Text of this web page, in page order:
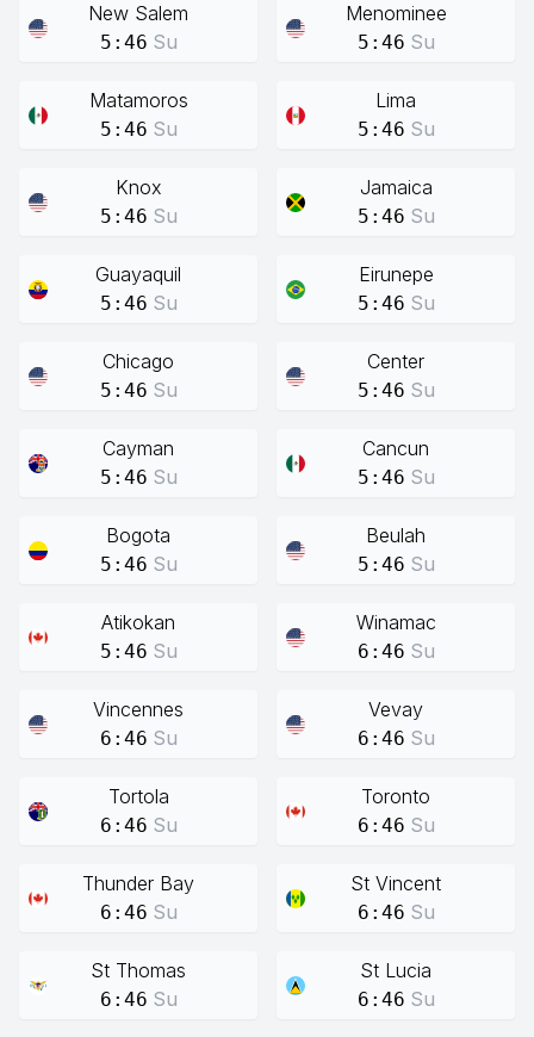
New Salem
5:46 Su
Menominee
5:46 Su
Matamoros
5:46 Su
Lima
5:46 Su
Knox
5:46 Su
Jamaica
5:46 Su
Guayaquil
5:46 Su
Eirunepe
5:46 Su
Chicago
5:46 Su
Center
5:46 Su
Cayman
5:46 Su
Cancun
5:46 Su
Bogota
5:46 Su
Beulah
5:46 Su
Atikokan
5:46 Su
Winamac
6:46 Su
Vincennes
6:46 Su
Vevay
6:46 Su
Tortola
6:46 Su
Toronto
6:46 Su
Thunder Bay
6:46 Su
St Vincent
6:46 Su
St Thomas
6:46 Su
St Lucia
6:46 Su